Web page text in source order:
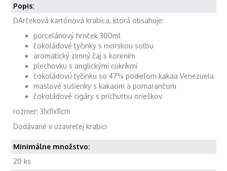
Popis:
DArčeková kartónová krabica, ktorá obsahuje:
porcelánový hrnček 300ml
čokoládové tyčinky s morskou soľou
aromatický zimný čaj s korením
plechovku s anglickými cukríkmi
čokoládovú tyčinku so 47% podielom kakaa Venezuela
maslové sušienky s kakaom a pomarančom
čokoládové cigáry s príchuťou orieškov
rozmer: 31x11x11cm
Dodávané v uzavretej krabici
Minimálne množstvo:
20 ks